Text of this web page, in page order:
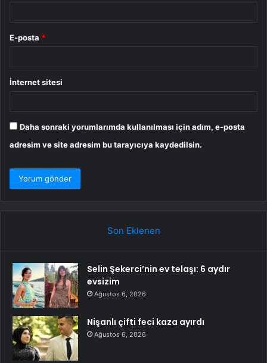
E-posta *
İnternet sitesi
Daha sonraki yorumlarımda kullanılması için adım, e-posta
adresim ve site adresim bu tarayıcıya kaydedilsin.
Son Eklenen
Selin Şekerci’nin ev telaşı: 6 aydır
evsizim
Ağustos 6, 2026
Nişanlı çifti feci kaza ayırdı
Ağustos 6, 2026